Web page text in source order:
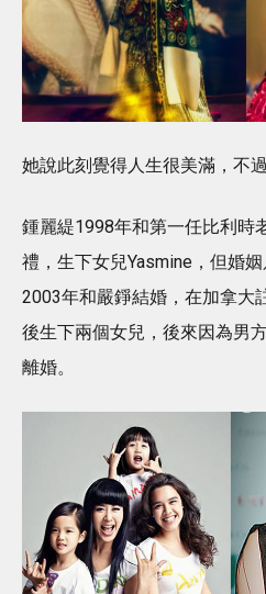
她說此刻覺得人生很美滿，不
鍾麗緹1998年和第一任比利時
禮，生下女兒Yasmine，但婚
2003年和嚴錚結婚，在加拿大
後生下兩個女兒，後來因為男
離婚。